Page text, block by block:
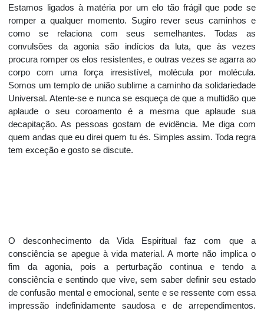
Estamos ligados à matéria por um elo tão frágil que pode se
romper a qualquer momento. Sugiro rever seus caminhos e
como se relaciona com seus semelhantes. Todas as
convulsões da agonia são indícios da luta, que às vezes
procura romper os elos resistentes, e outras vezes se agarra ao
corpo com uma força irresistível, molécula por molécula.
Somos um templo de união sublime a caminho da solidariedade
Universal. Atente-se e nunca se esqueça de que a multidão que
aplaude o seu coroamento é a mesma que aplaude sua
decapitação. As pessoas gostam de evidência. Me diga com
quem andas que eu direi quem tu és. Simples assim. Toda regra
tem exceção e gosto se discute.
O desconhecimento da Vida Espiritual faz com que a
consciência se apegue à vida material. A morte não implica o
fim da agonia, pois a perturbação continua e tendo a
consciência e sentindo que vive, sem saber definir seu estado
de confusão mental e emocional, sente e se ressente com essa
impressão indefinidamente saudosa e de arrependimentos.